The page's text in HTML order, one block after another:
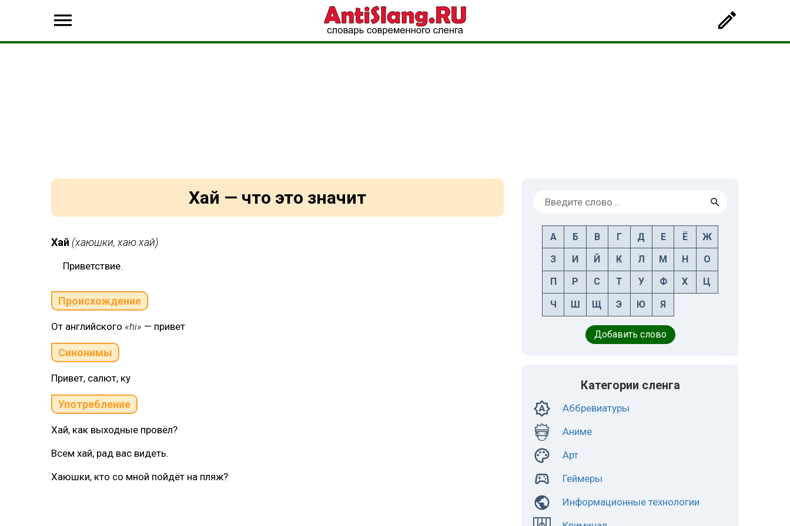
Хай — что это значит
Хай (хаюшки, хаю хай)
Приветствие.
Происхождение
От английского «hi» — привет
Синонимы
Привет, салют, ку
Употребление
Хай, как выходные провёл?
Всем хай, рад вас видеть.
Хаюшки, кто со мной пойдёт на пляж?
А Б В Г Д Е Ё Ж
З И Й К Л М Н О
П Р С Т У Ф Х Ц
Ч Ш Щ Э Ю Я
Добавить слово
Категории сленга
Аббревиатуры
Аниме
Арт
Геймеры
Информационные технологии